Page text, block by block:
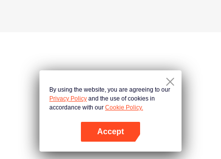
By using the website, you are agreeing to our
Privacy Policy and the use of cookies in
accordance with our Cookie Policy.
Accept